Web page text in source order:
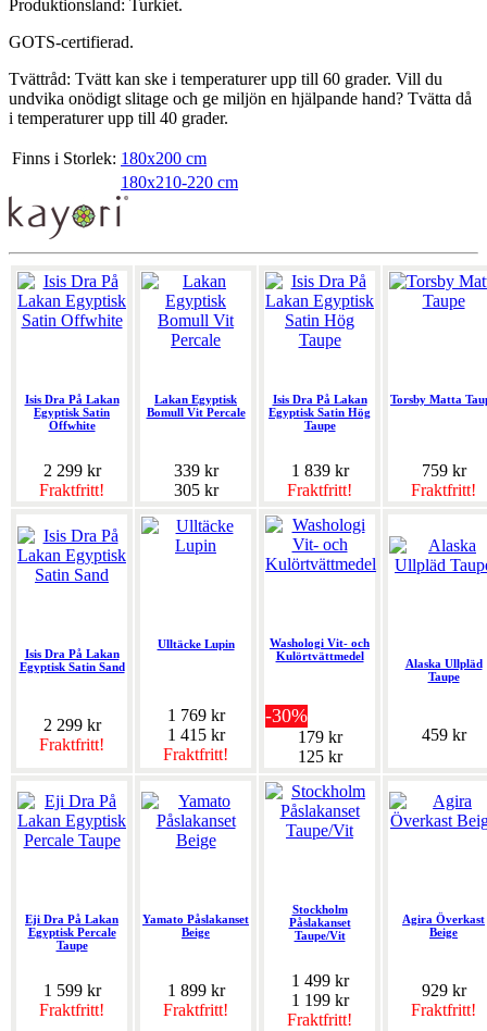
Produktionsland: Turkiet.
GOTS-certifierad.
Tvättråd: Tvätt kan ske i temperaturer upp till 60 grader. Vill du
undvika onödigt slitage och ge miljön en hjälpande hand? Tvätta då
i temperaturer upp till 40 grader.
Finns i Storlek: 180x200 cm
180x210-220 cm
Isis Dra På Lakan
Egyptisk Satin
Offwhite
2 299 kr
Fraktfritt!
Lakan Egyptisk
Bomull Vit Percale
339 kr
305 kr
Isis Dra På Lakan
Egyptisk Satin Hög
Taupe
1 839 kr
Fraktfritt!
Torsby Matta
759 kr
Fraktfritt!
Isis Dra På Lakan
Egyptisk Satin Sand
2 299 kr
Fraktfritt!
Ulltäcke Lupin
1 769 kr
1 415 kr
Fraktfritt!
Washologi Vit- och
Kulörtvättmedel
-30%
179 kr
125 kr
Alaska Ullpläd
Taupe
459 kr
Eji Dra På Lakan
Egyptisk Percale
Taupe
1 599 kr
Fraktfritt!
Yamato Påslakanset
Beige
1 899 kr
Fraktfritt!
Stockholm
Påslakanset
Taupe/Vit
1 499 kr
1 199 kr
Fraktfritt!
Agira Överkast
Beige
929 kr
Fraktfritt!